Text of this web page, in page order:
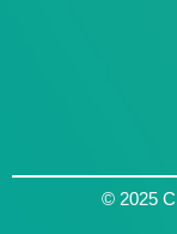
© 2025